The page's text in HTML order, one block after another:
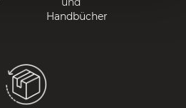
Handbücher